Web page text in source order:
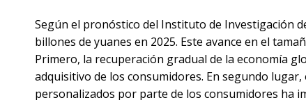
Según el pronóstico del Instituto de Investigación
billones de yuanes en 2025. Este avance en el
Primero, la recuperación gradual de la economía
adquisitivo de los consumidores. En segundo
personalizados por parte de los consumidores ha